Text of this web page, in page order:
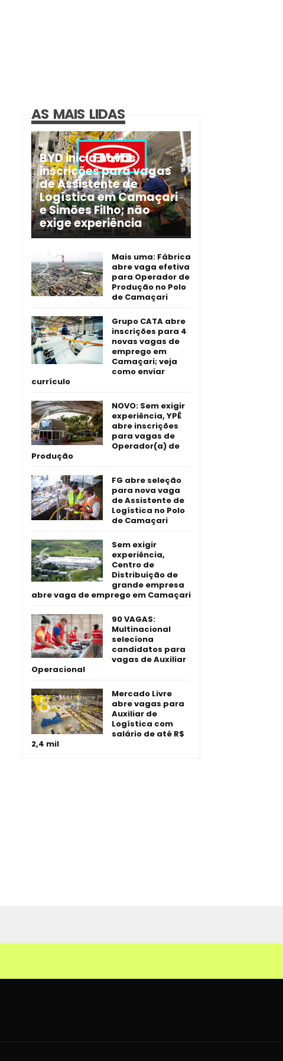
AS MAIS LIDAS
BYD inicia novas
inscrições para vagas
de Assistente de
Logística em Camaçari
e Simões Filho; não
exige experiência
Mais uma: Fábrica
abre vaga efetiva
para Operador de
Produção no Polo
de Camaçari
Grupo CATA abre
inscrições para 4
novas vagas de
emprego em
Camaçari; veja
como enviar
currículo
NOVO: Sem exigir
experiência, YPÊ
abre inscrições
para vagas de
Operador(a) de
Produção
FG abre seleção
para nova vaga
de Assistente de
Logística no Polo
de Camaçari
Sem exigir
experiência,
Centro de
Distribuição de
grande empresa
abre vaga de emprego em Camaçari
90 VAGAS:
Multinacional
seleciona
candidatos para
vagas de Auxiliar
Operacional
Mercado Livre
abre vagas para
Auxiliar de
Logística com
salário de até R$
2,4 mil